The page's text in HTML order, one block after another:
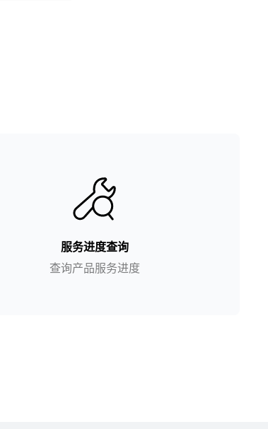
服务进度查询
查询产品服务进度